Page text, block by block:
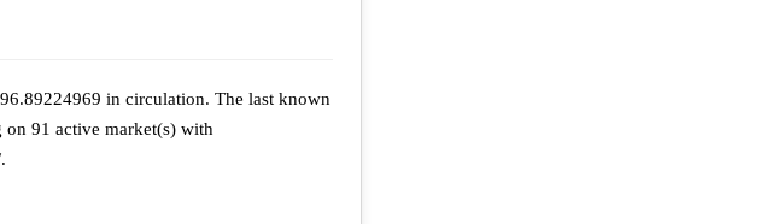
in circulation. The last known
91 active market(s) with